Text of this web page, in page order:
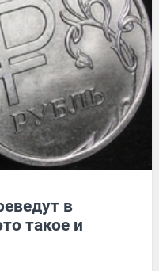
в
такое и